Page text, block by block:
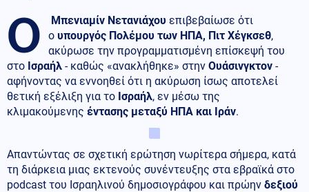
Ο Μπενιαμίν Νετανιάχου επιβεβαίωσε ότι
ο υπουργός Πολέμου των ΗΠΑ, Πιτ Χέγκσεθ,
ακύρωσε την προγραμματισμένη επίσκεψή του
στο Ισραήλ - καθώς «ανακλήθηκε» στην Ουάσινγκτον -
αφήνοντας να εννοηθεί ότι η ακύρωση ίσως αποτελεί
θετική εξέλιξη για το Ισραήλ, εν μέσω της
κλιμακούμενης έντασης μεταξύ ΗΠΑ και Ιράν.
Απαντώντας σε σχετική ερώτηση νωρίτερα σήμερα, κατά
τη διάρκεια μιας εκτενούς συνέντευξης στα εβραϊκά στο
podcast του Ισραηλινού δημοσιογράφου και πρώην δεξιού